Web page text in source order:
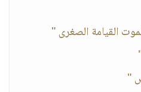
القيامة الصغرى "
"